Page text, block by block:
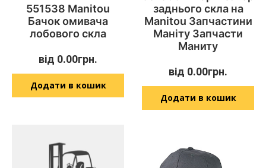
551538 Manitou
Бачок омивача
лобового скла
від 0.00грн.
Додати в кошик
заднього скла на
Manitou Запчастини
Маніту Запчасти
Маниту
від 0.00грн.
Додати в кошик